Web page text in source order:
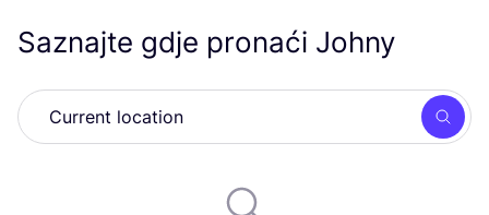
Saznajte gdje pronaći Johny